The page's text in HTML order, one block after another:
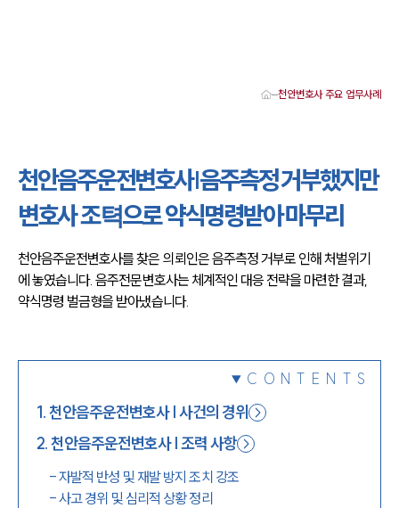
천안이혼전문변호사
천안학교폭력변호사
천안부동산변호사
천안음주운전·교통사고변호사
천안변호사 업무분야
천안변호사 주요 업무사례
천안 분사무소 오시는 길
천안변호사상담 상담접수
1800-7905
천안변호사 주요 업무사례
천안음주운전변호사|음주측정 거부했지만
변호사 조텩으로 약식명령받아 마무리
천안음주운전변호사를 찾은 의뢰인은 음주측정 거부로 인해 처벌위기
에 놓였습니다. 음주전문변호사는 체계적인 대응 전략을 마련한 결과,
약식명령 벌금형을 받아냈습니다.
CONTENTS
1.천안음주운전변호사 | 사건의 경위
2.천안음주운전변호사 | 조력 사항
-자발적 반성 및 재발 방지 조치 강조
-사고 경위 및 심리적 상황 정리